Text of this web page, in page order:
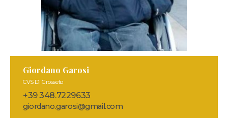
Giordano Garosi
CVS Di Grosseto
+39 348.7229633
giordano.garosi@gmail.com